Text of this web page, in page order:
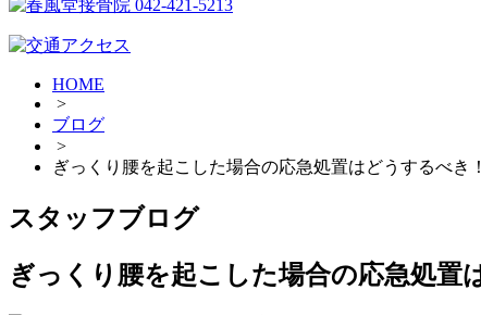
HOME
>
ブログ
>
ぎっくり腰を起こした場合の応急処置はどうするべき
スタッフブログ
ぎっくり腰を起こした場合の応急処置